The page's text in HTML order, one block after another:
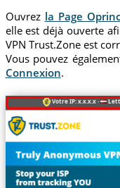
Ouvrez la Page
elle est déjà ouverte
VPN Trust.Zone est
Vous pouvez
Connexion.
Votre IP: x.x.x.x ·